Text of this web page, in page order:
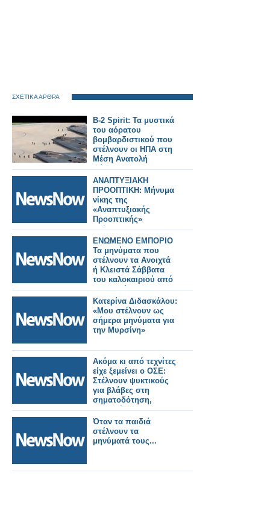
ΣΧΕΤΙΚΑ ΑΡΘΡΑ
B-2 Spirit: Τα μυστικά
του αόρατου
βομβαρδιστικού που
στέλνουν οι ΗΠΑ στη
Μέση Ανατολή
(βίντεο)
ΑΝΑΠΤΥΞΙΑΚΗ
ΠΡΟΟΠΤΙΚΗ: Μήνυμα
νίκης της
«Αναπτυξιακής
Προοπτικής»
στέλνουν οι
ετεροδημότες.
ΕΝΩΜΕΝΟ ΕΜΠΟΡΙΟ
Τα μηνύματα που
στέλνουν τα Ανοιχτά
ή Κλειστά Σάββατα
του καλοκαιριού από
το 2020 έως το 2023
Κατερίνα Διδασκάλου:
«Μου στέλνουν ως
σήμερα μηνύματα για
την Μυρσίνη»
Ακόμα κι από τεχνίτες
είχε ξεμείνει ο ΟΣΕ:
Στέλνουν ψυκτικούς
για βλάβες στη
σηματοδότηση,
καταγγέλλουν
εργαζόμενοι - Security
σε ρόλο... φυλάκων
Όταν τα παιδιά
στέλνουν τα
μηνύματά τους...